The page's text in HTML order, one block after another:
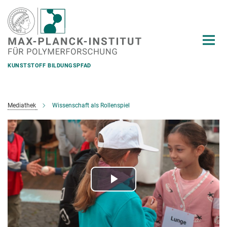
Hauptinhalt
KUNSTSTOFF BILDUNGSPFAD
Mediathek Wissenschaft als Rollenspiel
Play
Video